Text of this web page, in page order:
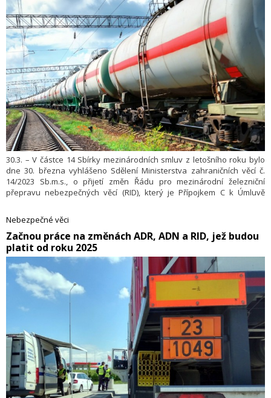
30.3. – V částce 14 Sbírky mezinárodních smluv z letošního roku bylo
dne 30. března vyhlášeno Sdělení Ministerstva zahraničních věcí č.
14/2023 Sb.m.s., o přijetí změn Řádu pro mezinárodní železniční
přepravu nebezpečných věcí (RID), který je Přípojkem C k Úmluvě
Nebezpečné věci
​Začnou práce na změnách ADR, ADN a RID, jež budou
platit od roku 2025